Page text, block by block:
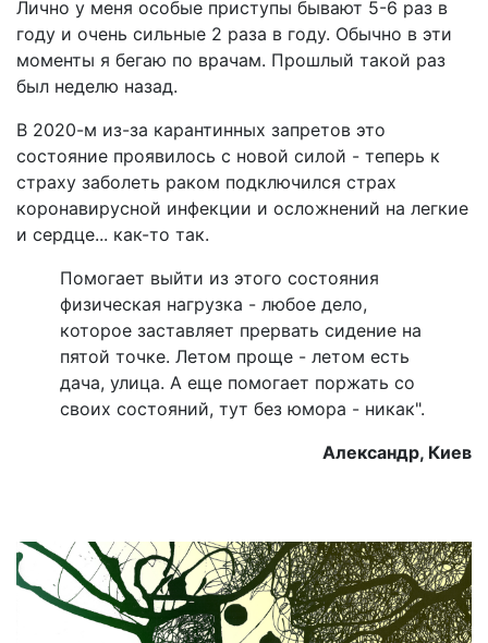
Лично у меня особые приступы бывают 5-6 раз в
году и очень сильные 2 раза в году. Обычно в эти
моменты я бегаю по врачам. Прошлый такой раз
был неделю назад.
В 2020-м из-за карантинных запретов это
состояние проявилось с новой силой - теперь к
страху заболеть раком подключился страх
коронавирусной инфекции и осложнений на легкие
и сердце... как-то так.
Помогает выйти из этого состояния
физическая нагрузка - любое дело,
которое заставляет прервать сидение на
пятой точке. Летом проще - летом есть
дача, улица. А еще помогает поржать со
своих состояний, тут без юмора - никак".
Александр, Киев